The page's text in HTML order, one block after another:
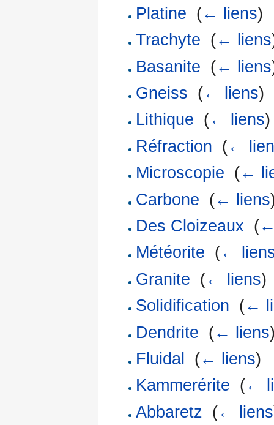
Platine (← liens)
Trachyte (← liens
Basanite (← liens
Gneiss (← liens)
Lithique (← liens)
Réfraction (←
Microscopie (←
Carbone (← liens
Des Cloizeaux (←
Météorite (←
Granite (← liens)
Solidification (←
Dendrite (← liens
Fluidal
(← liens)
Kammerérite (←
Abbaretz (← liens